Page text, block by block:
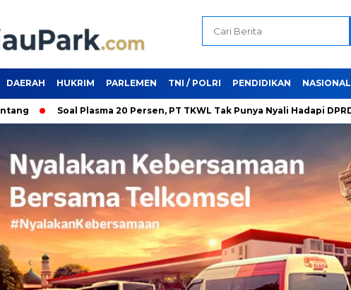
DAERAH HUKRIM PARLEMEN TNI / POLRI PENDIDIKAN NASIONAL
Soal Plasma 20 Persen, PT TKWL Tak Punya Nyali Hadapi DPRD Siak?